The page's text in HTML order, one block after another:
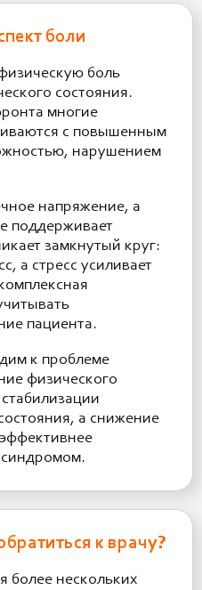
боли
боль
состояния.
многие
с повышенным
нарушением
напряжение, а
поддерживает
замкнутый круг:
а стресс усиливает
пациента.
к проблеме
физического
а снижение
синдромом.
к врачу?
более нескольких